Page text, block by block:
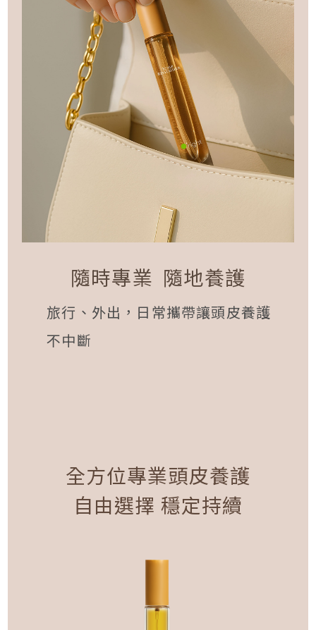
隨時專業 隨地養護
旅行、外出，日常攜帶讓頭皮養護
不中斷
全方位專業頭皮養護
自由選擇 穩定持續